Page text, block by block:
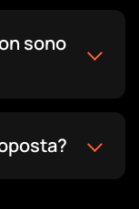
sono